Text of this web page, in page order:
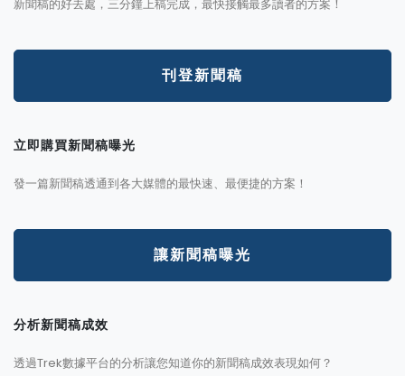
新聞稿的好去處，三分鐘上稿完成，最快接觸最多讀者的方案！
刊登新聞稿
立即購買新聞稿曝光
發一篇新聞稿透通到各大媒體的最快速、最便捷的方案！
讓新聞稿曝光
分析新聞稿成效
透過Trek數據平台的分析讓您知道你的新聞稿成效表現如何？